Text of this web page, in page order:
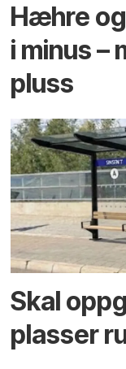
Hæhre
i minus –
pluss
Skal
plasser